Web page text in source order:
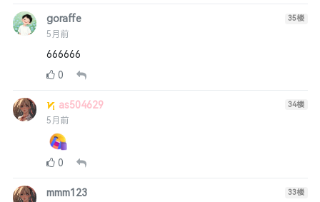
goraffe
5月前
35楼
666666
0
as504629
5月前
34楼
0
mmm123 33楼